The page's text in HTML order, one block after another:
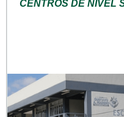
CENTROS DE NIVEL